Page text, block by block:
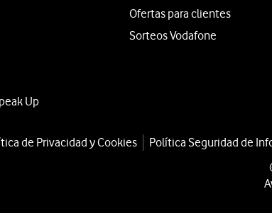
Up
Ofertas para clientes
Sorteos Vodafone
de Privacidad y Cookies Política Seguridad de